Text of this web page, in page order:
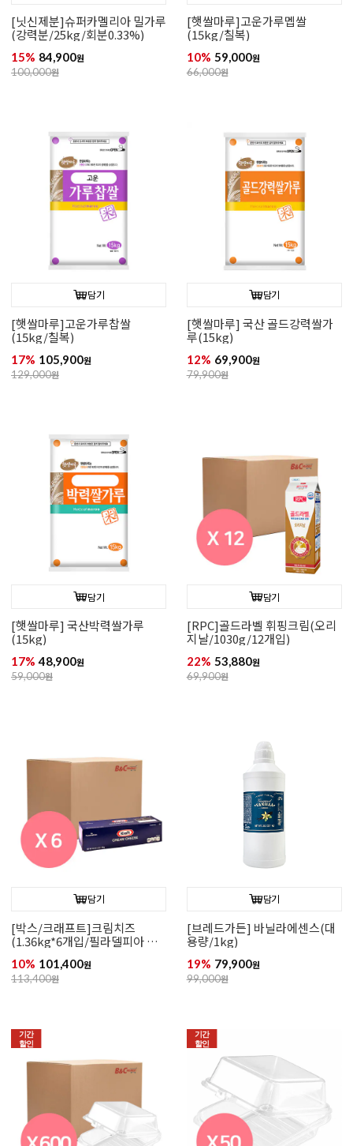
[닛신제분]슈퍼카멜리아 밀가루
(강력분/25kg/회분0.33%)
15% 84,900원
100,000원
[햇쌀마루]고운가루멥쌀
(15kg/칠복)
10% 59,000원
66,000원
담기
[햇쌀마루]고운가루찹쌀
(15kg/칠복)
17% 105,900원
129,000원
담기
[햇쌀마루] 국산 골드강력쌀가
루(15kg)
12% 69,900원
79,900원
담기
[햇쌀마루] 국산박력쌀가루
(15kg)
17% 48,900원
59,000원
담기
[RPC]골드라벨 휘핑크림(오리
지날/1030g/12개입)
22% 53,880원
69,900원
담기
[박스/크래프트]크림치즈
(1.36kg*6개입/필라델피아 대
10% 101,400원
113,400원
담기
[브레드가든] 바닐라에센스(대
용량/1kg)
19% 79,900원
99,000원
기간
할인
기간
할인